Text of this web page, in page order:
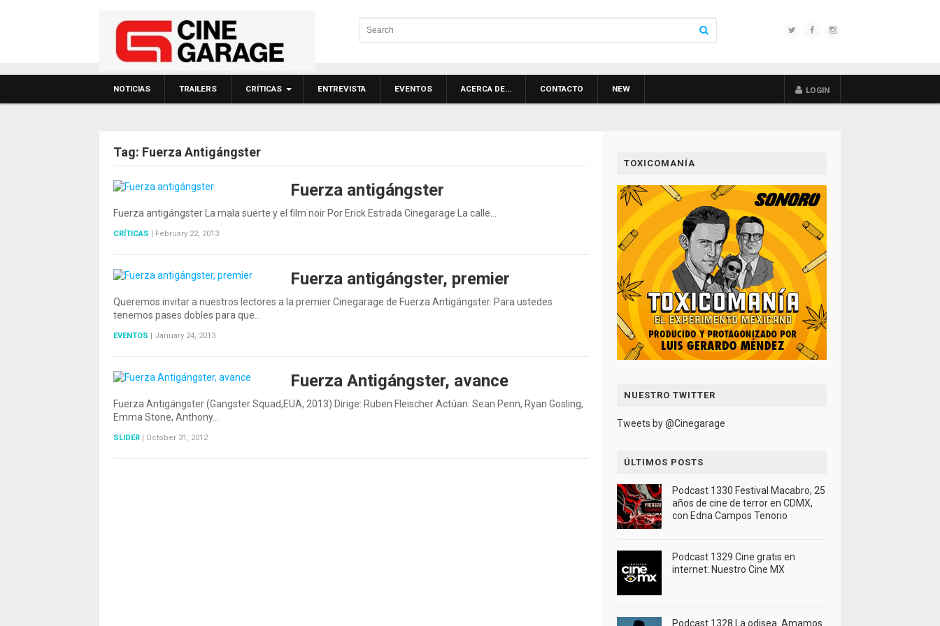
NOTICIAS TRAILERS CRÍTICAS ENTREVISTA EVENTOS ACERCA DE… CONTACTO NEW LOGIN
Tag: Fuerza Antigángster
Fuerza antigángster
Fuerza antigángster La mala suerte y el film noir Por Erick Estrada Cinegarage La calle…
CRÍTICAS | February 22, 2013
Fuerza antigángster, premier
Queremos invitar a nuestros lectores a la premier Cinegarage de Fuerza Antigángster. Para ustedes
tenemos pases dobles para que…
EVENTOS | January 24, 2013
Fuerza Antigángster, avance
Fuerza Antigángster (Gangster Squad,EUA, 2013) Dirige: Ruben Fleischer Actúan: Sean Penn, Ryan Gosling,
Emma Stone, Anthony…
SLIDER | October 31, 2012
TOXICOMANÍA
NUESTRO TWITTER
Tweets by @Cinegarage
ÚLTIMOS POSTS
Podcast 1330 Festival Macabro, 25
años de cine de terror en CDMX,
con Edna Campos Tenorio
Podcast 1329 Cine gratis en
internet: Nuestro Cine MX
Podcast 1328 La odisea. Amamos